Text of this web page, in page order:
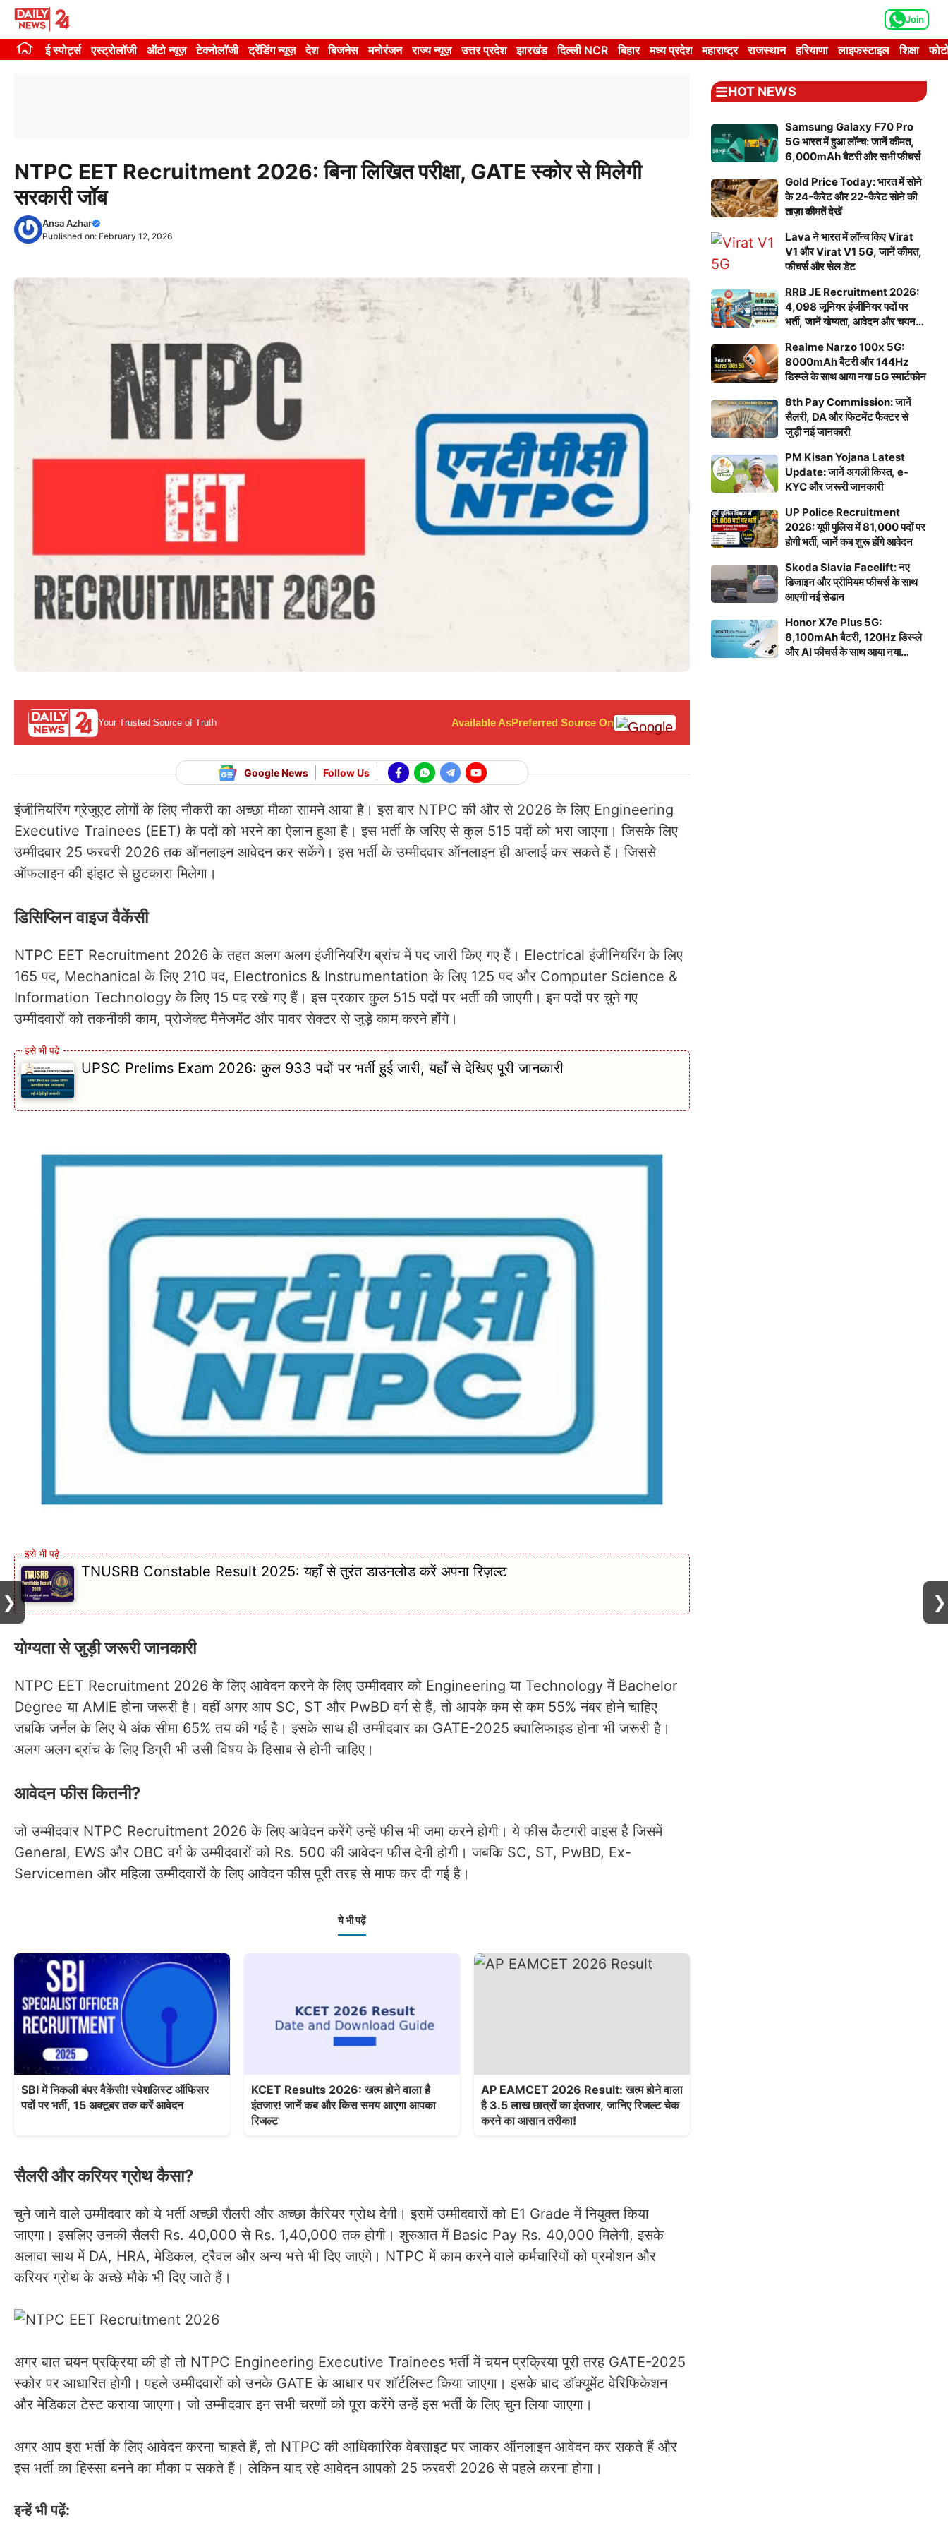
Skip
content
Join
ई स्पोर्ट्स एस्ट्रोलॉजी ऑटो न्यूज़ टेक्नोलॉजी ट्रेंडिंग न्यूज़ देश बिजनेस मनोरंजन राज्य न्यूज़ उत्तर प्रदेश झारखंड दिल्ली NCR बिहार मध्य प्रदेश महाराष्ट्र राजस्थान हरियाणा लाइफस्टाइल शिक्षा
NTPC EET Recruitment 2026: बिना लिखित परीक्षा, GATE स्कोर से मिलेगी
सरकारी जॉब
Ansa Azhar
Published on: February 12, 2026
Your Trusted Source of Truth Available AsPreferred Source On
Google News Follow Us
इंजीनियरिंग ग्रेजुएट लोगों के लिए नौकरी का अच्छा मौका सामने आया है। इस बार NTPC की और से 2026 के लिए Engineering
Executive Trainees (EET) के पदों को भरने का ऐलान हुआ है। इस भर्ती के जरिए से कुल 515 पदों को भरा जाएगा। जिसके लिए
उम्मीदवार 25 फरवरी 2026 तक ऑनलाइन आवेदन कर सकेंगे। इस भर्ती के उम्मीदवार ऑनलाइन ही अप्लाई कर सकते हैं। जिससे
ऑफलाइन की झंझट से छुटकारा मिलेगा।
डिसिप्लिन वाइज वैकेंसी
NTPC EET Recruitment 2026 के तहत अलग अलग इंजीनियरिंग ब्रांच में पद जारी किए गए हैं। Electrical इंजीनियरिंग के लिए
165 पद, Mechanical के लिए 210 पद, Electronics & Instrumentation के लिए 125 पद और Computer Science &
Information Technology के लिए 15 पद रखे गए हैं। इस प्रकार कुल 515 पदों पर भर्ती की जाएगी। इन पदों पर चुने गए
उम्मीदवारों को तकनीकी काम, प्रोजेक्ट मैनेजमेंट और पावर सेक्टर से जुड़े काम करने होंगे।
UPSC Prelims Exam 2026: कुल 933 पदों पर भर्ती हुई जारी, यहाँ से देखिए पूरी जानकारी
TNUSRB Constable Result 2025: यहाँ से तुरंत डाउनलोड करें अपना रिज़ल्ट
योग्यता से जुड़ी जरूरी जानकारी
NTPC EET Recruitment 2026 के लिए आवेदन करने के लिए उम्मीदवार को Engineering या Technology में Bachelor
Degree या AMIE होना जरूरी है। वहीं अगर आप SC, ST और PwBD वर्ग से हैं, तो आपके कम से कम 55% नंबर होने चाहिए
जबकि जर्नल के लिए ये अंक सीमा 65% तय की गई है। इसके साथ ही उम्मीदवार का GATE-2025 क्वालिफाइड होना भी जरूरी है।
अलग अलग ब्रांच के लिए डिग्री भी उसी विषय के हिसाब से होनी चाहिए।
आवेदन फीस कितनी?
जो उम्मीदवार NTPC Recruitment 2026 के लिए आवेदन करेंगे उन्हें फीस भी जमा करने होगी। ये फीस कैटगरी वाइस है जिसमें
General, EWS और OBC वर्ग के उम्मीदवारों को Rs. 500 की आवेदन फीस देनी होगी। जबकि SC, ST, PwBD, Ex-
Servicemen और महिला उम्मीदवारों के लिए आवेदन फीस पूरी तरह से माफ कर दी गई है।
ये भी पढ़ें
SBI में निकली बंपर वैकेंसी! स्पेशलिस्ट ऑफिसर
पदों पर भर्ती, 15 अक्टूबर तक करें आवेदन
KCET Results 2026: खत्म होने वाला है
इंतजार! जानें कब और किस समय आएगा आपका
रिजल्ट
AP EAMCET 2026 Result: खत्म होने वाला
है 3.5 लाख छात्रों का इंतजार, जानिए रिजल्ट चेक
करने का आसान तरीका!
सैलरी और करियर ग्रोथ कैसा?
चुने जाने वाले उम्मीदवार को ये भर्ती अच्छी सैलरी और अच्छा कैरियर ग्रोथ देगी। इसमें उम्मीदवारों को E1 Grade में नियुक्त किया
जाएगा। इसलिए उनकी सैलरी Rs. 40,000 से Rs. 1,40,000 तक होगी। शुरुआत में Basic Pay Rs. 40,000 मिलेगी, इसके
अलावा साथ में DA, HRA, मेडिकल, ट्रैवल और अन्य भत्ते भी दिए जाएंगे। NTPC में काम करने वाले कर्मचारियों को प्रमोशन और
करियर ग्रोथ के अच्छे मौके भी दिए जाते हैं।
अगर बात चयन प्रक्रिया की हो तो NTPC Engineering Executive Trainees भर्ती में चयन प्रक्रिया पूरी तरह GATE-2025
स्कोर पर आधारित होगी। पहले उम्मीदवारों को उनके GATE के आधार पर शॉर्टलिस्ट किया जाएगा। इसके बाद डॉक्यूमेंट वेरिफिकेशन
और मेडिकल टेस्ट कराया जाएगा। जो उम्मीदवार इन सभी चरणों को पूरा करेंगे उन्हें इस भर्ती के लिए चुन लिया जाएगा।
अगर आप इस भर्ती के लिए आवेदन करना चाहते हैं, तो NTPC की आधिकारिक वेबसाइट पर जाकर ऑनलाइन आवेदन कर सकते हैं और
इस भर्ती का हिस्सा बनने का मौका प सकते हैं। लेकिन याद रहे आवेदन आपको 25 फरवरी 2026 से पहले करना होगा।
इन्हें भी पढ़ें:
HOT NEWS
Samsung Galaxy F70 Pro
5G भारत में हुआ लॉन्च: जानें कीमत,
6,000mAh बैटरी और सभी फीचर्स
Gold Price Today: भारत में सोने
के 24-कैरेट और 22-कैरेट सोने की
ताज़ा कीमतें देखें
Lava ने भारत में लॉन्च किए Virat
V1 और Virat V1 5G, जानें कीमत,
फीचर्स और सेल डेट
RRB JE Recruitment 2026:
4,098 जूनियर इंजीनियर पदों पर
भर्ती, जानें योग्यता, आवेदन और चयन
Realme Narzo 100x 5G:
8000mAh बैटरी और 144Hz
डिस्प्ले के साथ आया नया 5G स्मार्टफोन
8th Pay Commission: जानें
सैलरी, DA और फिटमेंट फैक्टर से
जुड़ी नई जानकारी
PM Kisan Yojana Latest
Update: जानें अगली किस्त, e-
KYC और जरूरी जानकारी
UP Police Recruitment
2026: यूपी पुलिस में 81,000 पदों पर
होगी भर्ती, जानें कब शुरू होंगे आवेदन
Skoda Slavia Facelift: नए
डिजाइन और प्रीमियम फीचर्स के साथ
आएगी नई सेडान
Honor X7e Plus 5G:
8,100mAh बैटरी, 120Hz डिस्प्ले
और AI फीचर्स के साथ आया नया
❯ ❯